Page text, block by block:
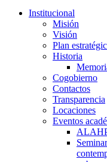
Institucional
Misión
Visión
Plan
Historia
Cogobierno
Contactos
Transparencia
Locaciones
Eventos